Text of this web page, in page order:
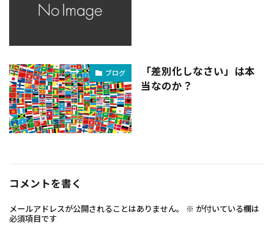
ブログ
「差別化しなさい」は本
当なのか？
コメントを書く
メールアドレスが公開されることはありません。 ※ が付いている欄は
必須項目です